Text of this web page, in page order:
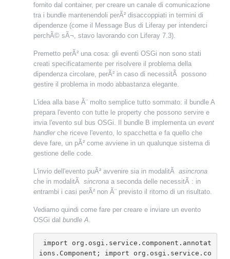
fornito dal container, per creare un canale di comunicazione
tra i bundle mantenendoli perÃ² disaccoppiati in termini di
dipendenze (come il Message Bus di Liferay per intenderci
perchÃ© sÃ¬, stavo lavorando con Liferay 7.3).
Premetto perÃ² una cosa: gli eventi OSGi non sono stati
creati specificatamente per risolvere il problema della
dipendenza circolare, perÃ² in caso di necessitÃ possono
gestire il problema in modo abbastanza elegante.
L'idea alla base Ã¨ molto semplice tutto sommato: il bundle A
prepara l'evento con tutte le property che possono servire e
invia l'evento sul bus OSGi. Il bundle B implementa un event
handlerche riceve l'evento, lo spacchetta e fa quello che
deve fare, un pÃ² come avviene in un qualunque sistema di
gestione delle code.
L'invio dell'evento puÃ² avvenire sia in modalitÃ asincrona
che in modalitÃ sincrona a seconda delle necessitÃ : in
entrambi i casi perÃ² non Ã¨ previsto il ritorno di un risultato.
Vediamo quindi come fare per creare e inviare un evento
OSGi dal bundle A
ions.Component; import org.osgi.service.co